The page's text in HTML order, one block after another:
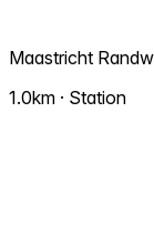
Maastricht
1.0km · Station